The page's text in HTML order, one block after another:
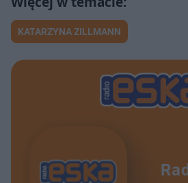
KATARZYNA ZILLMANN